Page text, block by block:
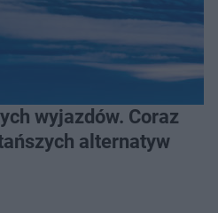
wyjazdów. Coraz
alternatyw